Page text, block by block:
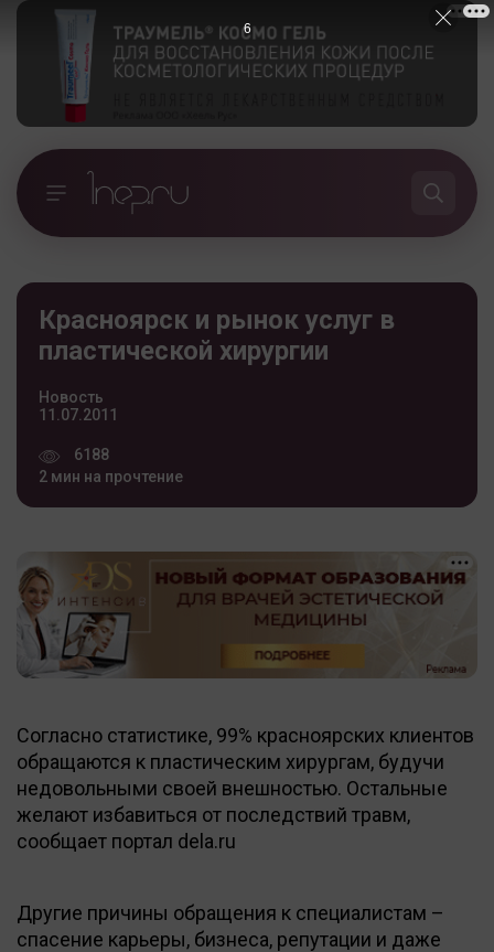
Красноярск и рынок услуг в
пластической хирургии
Новость
11.07.2011
6188
2 мин на прочтение
Согласно статистике, 99% красноярских клиентов
обращаются к пластическим хирургам, будучи
недовольными своей внешностью. Остальные
желают избавиться от последствий травм,
сообщает портал dela.ru
Другие причины обращения к специалистам –
спасение карьеры, бизнеса, репутации и даже
5